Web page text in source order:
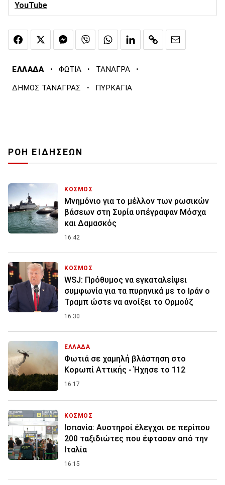
YouTube
ΕΛΛΑΔΑ · ΦΩΤΙΑ · ΤΑΝΑΓΡΑ ·
ΔΗΜΟΣ ΤΑΝΑΓΡΑΣ · ΠΥΡΚΑΓΙΑ
ΡΟΗ ΕΙΔΗΣΕΩΝ
ΚΟΣΜΟΣ
Μνημόνιο για το μέλλον των ρωσικών
βάσεων στη Συρία υπέγραψαν Μόσχα
και Δαμασκός
16:42
ΚΟΣΜΟΣ
WSJ: Πρόθυμος να εγκαταλείψει
συμφωνία για τα πυρηνικά με το Ιράν ο
Τραμπ ώστε να ανοίξει το Ορμούζ
16:30
ΕΛΛΑΔΑ
Φωτιά σε χαμηλή βλάστηση στο
Κορωπί Αττικής - Ήχησε το 112
16:17
ΚΟΣΜΟΣ
Ισπανία: Aυστηροί έλεγχοι σε περίπου
200 ταξιδιώτες που έφτασαν από την
Ιταλία
16:15